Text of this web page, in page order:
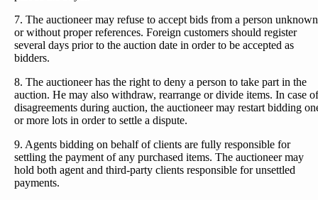
7. The auctioneer may refuse to accept bids from a person unknown
or without proper references. Foreign customers should register
several days prior to the auction date in order to be accepted as
bidders.
8. The auctioneer has the right to deny a person to take part in the
auction. He may also withdraw, rearrange or divide items. In case of
disagreements during auction, the auctioneer may restart bidding
or more lots in order to settle a dispute.
9. Agents bidding on behalf of clients are fully responsible for
settling the payment of any purchased items. The auctioneer may
hold both agent and third-party clients responsible for unsettled
payments.